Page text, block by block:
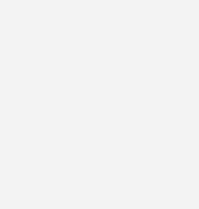
wiegt 202 g und erfüllt die
ist in drei Varianten
Stromwandler und die